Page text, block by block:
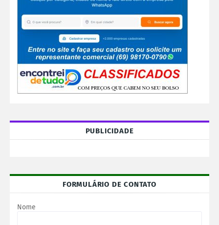
PUBLICIDADE
FORMULÁRIO DE CONTATO
Nome